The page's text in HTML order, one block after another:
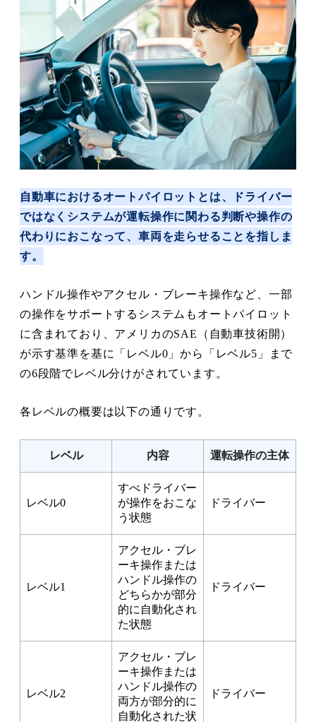
自動車におけるオートパイロットとは、ドライバー
ではなくシステムが運転操作に関わる判断や操作の
代わりにおこなって、車両を走らせることを指しま
す。
ハンドル操作やアクセル・ブレーキ操作など、一部
の操作をサポートするシステムもオートパイロット
に含まれており、アメリカのSAE（自動車技術開）
が示す基準を基に「レベル0」から「レベル5」まで
の6段階でレベル分けがされています。
各レベルの概要は以下の通りです。
レベル 内容 運転操作の主体
レベル0
すべドライバー
が操作をおこな
う状態
ドライバー
レベル1
アクセル・ブレ
ーキ操作または
ハンドル操作の
どちらかが部分
的に自動化され
た状態
ドライバー
レベル2
アクセル・ブレ
ーキ操作または
ハンドル操作の
両方が部分的に
自動化された状
ドライバー